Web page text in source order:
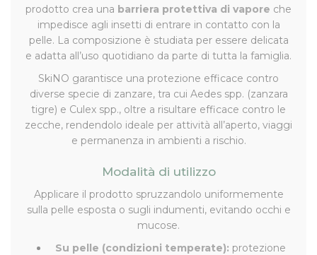
prodotto crea una barriera protettiva di vapore che
impedisce agli insetti di entrare in contatto con la
pelle. La composizione è studiata per essere delicata
e adatta all’uso quotidiano da parte di tutta la famiglia.
SkiNO garantisce una protezione efficace contro
diverse specie di zanzare, tra cui Aedes spp. (zanzara
tigre) e Culex spp., oltre a risultare efficace contro le
zecche, rendendolo ideale per attività all’aperto, viaggi
e permanenza in ambienti a rischio.
Modalità di utilizzo
Applicare il prodotto spruzzandolo uniformemente
sulla pelle esposta o sugli indumenti, evitando occhi e
mucose.
Su pelle (condizioni temperate): protezione